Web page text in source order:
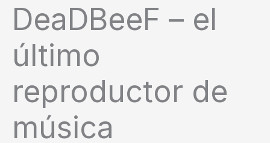
DeaDBeeF – el
último
reproductor de
música